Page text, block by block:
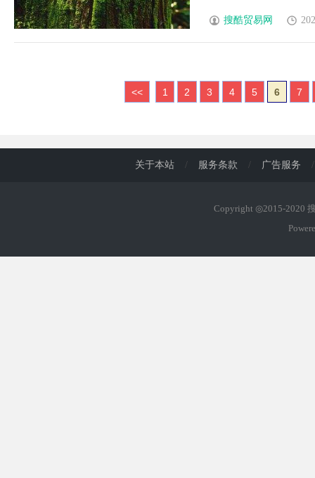
搜酷贸易网
<< 1 2 3 4 5 6 7
关于本站 / 服务条款 / 广告服务 /
Copyright ◎2015-2020